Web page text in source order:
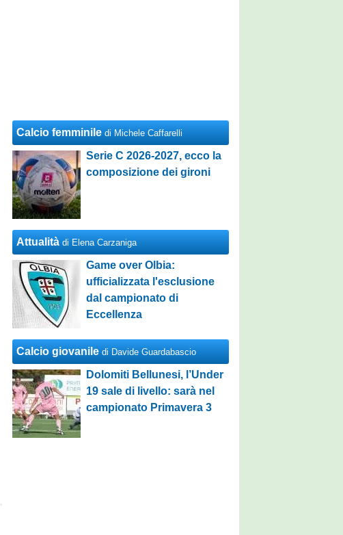
Calcio femminile di Michele Caffarelli
Serie C 2026-2027, ecco la
composizione dei gironi
Attualità di Elena Carzaniga
Game over Olbia:
ufficializzata l'esclusione
dal campionato di
Eccellenza
Calcio giovanile di Davide Guardabascio
Dolomiti Bellunesi, l’Under
19 sale di livello: sarà nel
campionato Primavera 3